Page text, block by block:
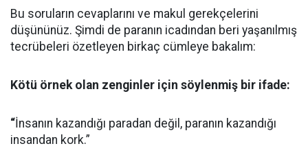
Bu soruların cevaplarını ve makul gerekçelerini
düşününüz. Şimdi de paranın icadından beri yaşanılmış
tecrübeleri özetleyen birkaç cümleye bakalım:
Kötü örnek olan zenginler için söylenmiş bir ifade:
“İnsanın kazandığı paradan değil, paranın kazandığı
insandan kork.”